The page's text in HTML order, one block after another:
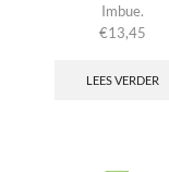
Imbue.
€13,45
LEES VERDER